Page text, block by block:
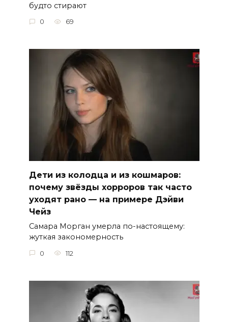
будто стирают
0 69
Дети из колодца и из кошмаров:
почему звёзды хорроров так часто
уходят рано — на примере Дэйви
Чейз
Самара Морган умерла по-настоящему:
жуткая закономерность
0 112